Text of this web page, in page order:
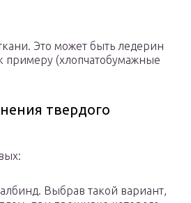
Это может быть ледерин
примеру (хлопчатобумажные
твердого
Выбрав такой вариант,